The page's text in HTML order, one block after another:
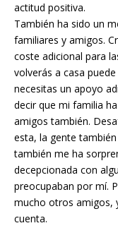
actitud positiva.
También ha sido un
familiares y amigos.
coste adicional para
volverás a casa
necesitas un apoyo
decir que mi familia
amigos también.
esta, la gente
también me ha
decepcionada con
preocupaban por mí.
mucho otros amigos,
cuenta.